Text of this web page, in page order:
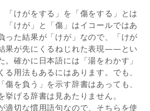
「けがをする」を「傷をする」とは
「けが」と「傷」はイコールではあ
った結果が「けが」なので、「けが
果が先にくるねじれた表現——とい
。確かに日本語には「湯をわかす」
る用法もあるにはあります。でも、
傷を負う」を示す辞書はあっても、
挙げる辞書は見あたりません。
適切な慣用語句なので、そちらを使